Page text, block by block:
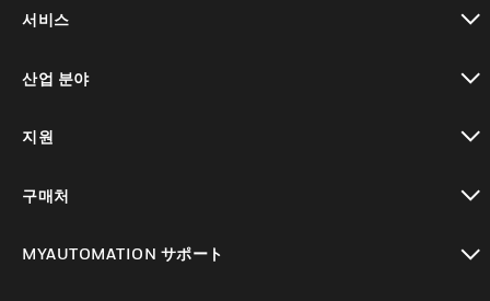
서비스
산업 분야
지원
구매처
MYAUTOMATION サポート